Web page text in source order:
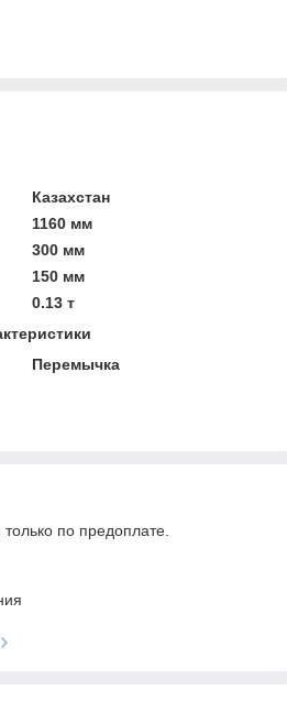
Казахстан
1160 мм
300 мм
150 мм
0.13 т
Перемычка
по предоплате.